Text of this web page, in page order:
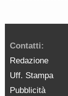
Contatti:
Redazione
Uff. Stampa
Pubblicità